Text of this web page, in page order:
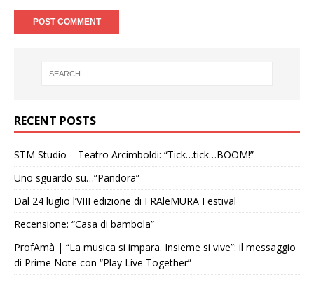
RECENT POSTS
STM Studio – Teatro Arcimboldi: “Tick…tick…BOOM!”
Uno sguardo su…”Pandora”
Dal 24 luglio l’VIII edizione di FRAleMURA Festival
Recensione: “Casa di bambola”
ProfAmà | “La musica si impara. Insieme si vive”: il messaggio
di Prime Note con “Play Live Together”